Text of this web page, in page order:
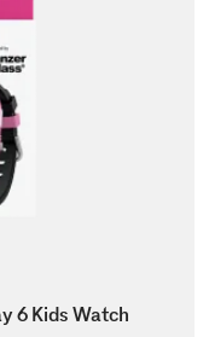
6 Kids Watch